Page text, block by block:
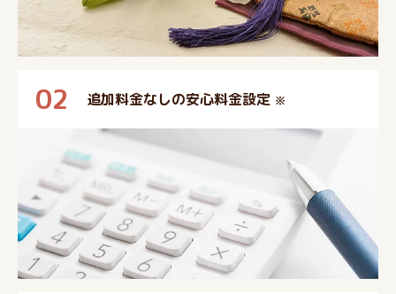
02 追加料金なしの安心料金設定 ※